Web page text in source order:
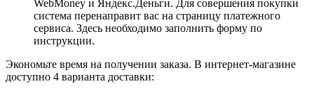
WebMoney и Яндекс.Деньги. Для совершения покупки
система перенаправит вас на страницу платежного
сервиса. Здесь необходимо заполнить форму по
инструкции.
Экономьте время на получении заказа. В интернет-магазине
доступно 4 варианта доставки: